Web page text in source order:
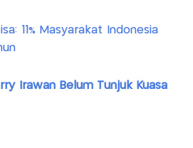
11% Masyarakat Indonesia
Irawan Belum Tunjuk Kuasa